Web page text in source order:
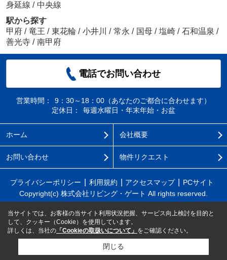
身延線 / 中央線
駅から探す
甲府 / 竜王 / 東花輪 / 小井川 / 常永 / 国母 / 塩崎 / 石和温泉 /
善光寺 / 南甲府
電話でお問い合わせ
営業時間：
9：30～18：00（あなたのご都合に合わせます）
定休日：
毎週水曜日・年末年始・お盆
ホーム 会社概要
お問い合わせ 物件リクエスト
プライバシーポリシー 利用規約 アクセスマップ
PCサイト
Copyright(c) 株式会社リビング・ゲート All rights reserved.
当サイトでは、お客様の当サイト利用状況把握、サービス向上検討を目的と
して、クッキー（Cookie）を使用しています。
詳しくは、当社の 「Cookieの取扱いについて」 をご確認ください。
閉じる